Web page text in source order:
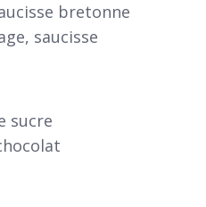
bretonne
saucisse
sucre